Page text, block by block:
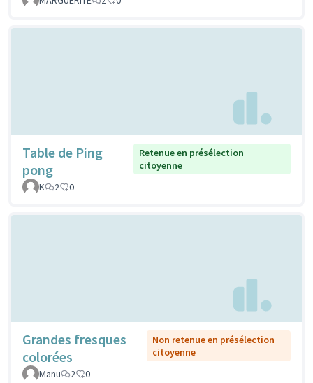
Table de Ping
pong
Retenue en présélection
citoyenne
K
2 0
Grandes fresques
colorées
Non retenue en présélection
citoyenne
Manu
2 0